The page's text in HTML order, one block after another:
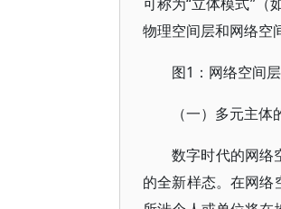
物理空间层和网络空
图1：网络空间
（一）多元主
数字时代的网络
的全新样态。在网